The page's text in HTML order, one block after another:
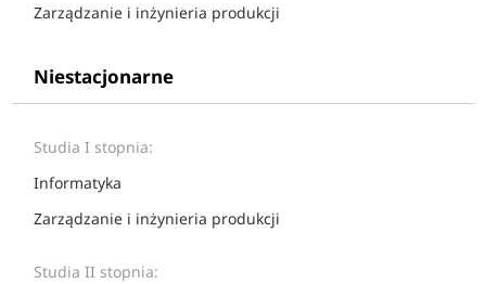
Zarządzanie i inżynieria produkcji
Niestacjonarne
Studia I stopnia:
Informatyka
Zarządzanie i inżynieria produkcji
Studia II stopnia: